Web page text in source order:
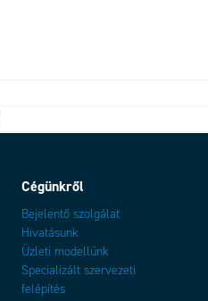
Nagy szilárdságú kompozit
Cégünkről
Bejelentő szolgálat
Hivatásunk
Üzleti modellünk
Specializált szervezeti
felépítés